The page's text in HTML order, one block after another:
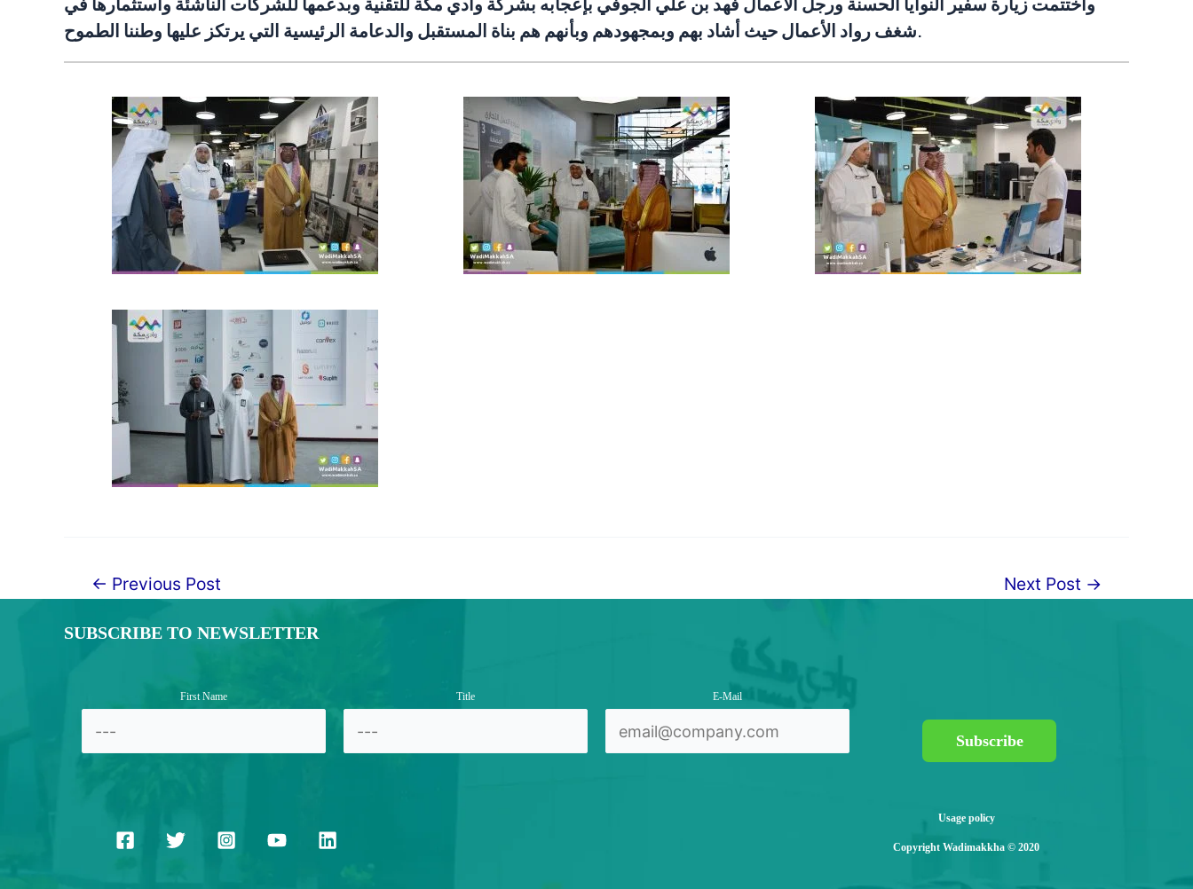
شغف رواد الأعمال حيث أشاد بهم وبمجهودهم وبأنهم هم بناة المستقبل والدعامة الرئيسية التي يرتكز عليها وطننا الطموح.
Post← Previous Post Next Post →
SUBSCRIBE TO NEWSLETTER
First Name Title E-Mail
Subscribe
Usage policy
Copyright Wadimakkha © 2020